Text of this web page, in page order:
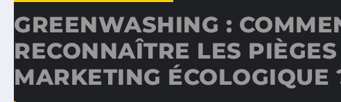
GREENWASHING :
RECONNAÎTRE LES
MARKETING ÉCOLOGIQUE